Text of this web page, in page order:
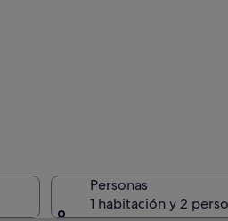
Personas
1 habitación y 2